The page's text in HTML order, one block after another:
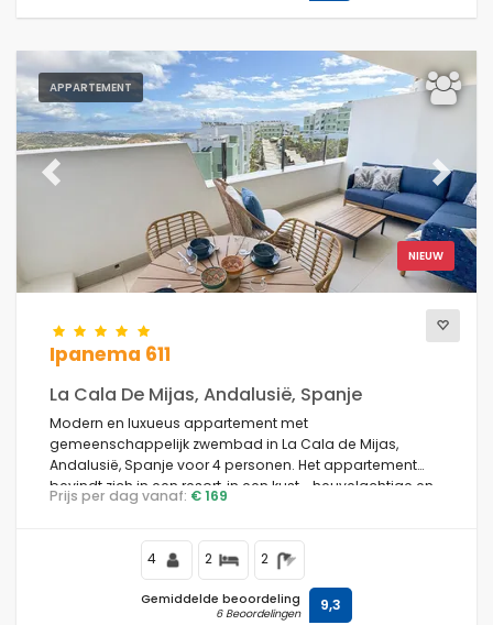
APPARTEMENT
NIEUW
Previous Next
Ipanema 611
La Cala De Mijas, Andalusië, Spanje
Modern en luxueus appartement met
gemeenschappelijk zwembad in La Cala de Mijas,
Andalusië, Spanje voor 4 personen. Het appartement
bevindt zich in een resort, in een kust-, heuvelachtige en
residentiële omgeving, dicht bij een golfbaan, op 4 km
Prijs per dag vanaf: € 169
4 2 2
Gemiddelde beoordeling
6 Beoordelingen 9,3